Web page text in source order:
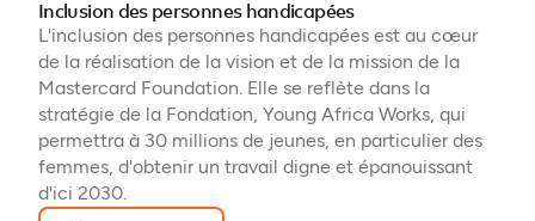
Inclusion des personnes handicapées
L'inclusion des personnes handicapées est au cœur
de la réalisation de la vision et de la mission de la
Mastercard Foundation. Elle se reflète dans la
stratégie de la Fondation, Young Africa Works, qui
permettra à 30 millions de jeunes, en particulier des
femmes, d'obtenir un travail digne et épanouissant
d'ici 2030.